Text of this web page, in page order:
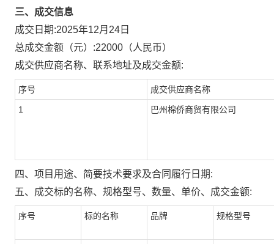
三、成交信息
成交日期:2025年12月24日
总成交金额（元）:22000 （人民币）
成交供应商名称、联系地址及成交金额:
序号 成交供应商名称
1 巴州棉侨商贸有限公司
四、项目用途、简要技术要求及合同履行日期:
五、成交标的名称、规格型号、数量、单价、成交金额:
序号 标的名称 品牌 规格型号